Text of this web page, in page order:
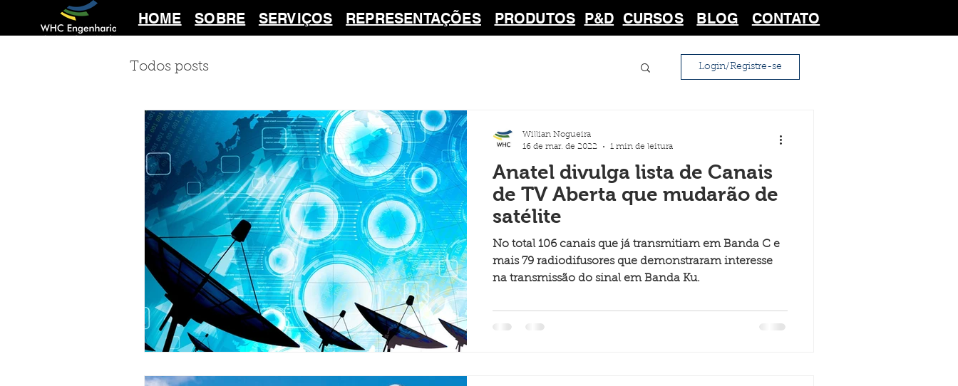
HOME SOBRE SERVIÇOS REPRESENTAÇÕES PRODUTOS P&D CURSOS BLOG CONTATO
Todos posts Login/Registre-se
Anatel divulga lista de Canais
de TV Aberta que mudarão de
satélite
No total 106 canais que já transmitiam em Banda C e
mais 79 radiodifusores que demonstraram interesse
na transmissão do sinal em Banda Ku.
Willian Nogueira
16 de mar. de 2022
1 min de leitura